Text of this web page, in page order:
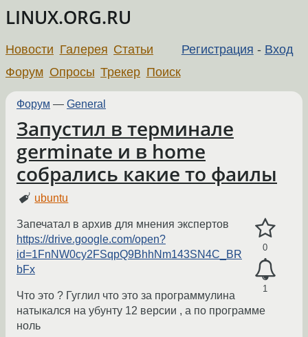
LINUX.ORG.RU
Регистрация - Вход
Новости Галерея Статьи
Форум Опросы Трекер Поиск
Форум — General
Запустил в терминале
germinate и в home
собрались какие то фаилы
ubuntu
0
1
Запечатал в архив для мнения экспертов
https://drive.google.com/open?
id=1FnNW0cy2FSqpQ9BhhNm143SN4C_BR
bFx
Что это ? Гуглил что это за программулина
натыкался на убунту 12 версии , а по программе
ноль